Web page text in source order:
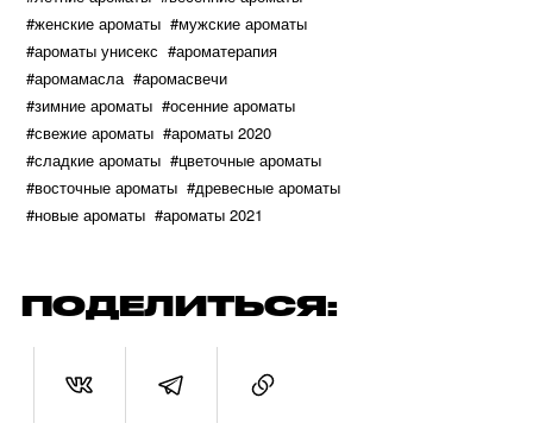
#женские ароматы #мужские ароматы
#ароматы унисекс #ароматерапия
#аромамасла #аромасвечи
#зимние ароматы #осенние ароматы
#свежие ароматы #ароматы 2020
#сладкие ароматы #цветочные ароматы
#восточные ароматы #древесные ароматы
#новые ароматы #ароматы 2021
ПОДЕЛИТЬСЯ: